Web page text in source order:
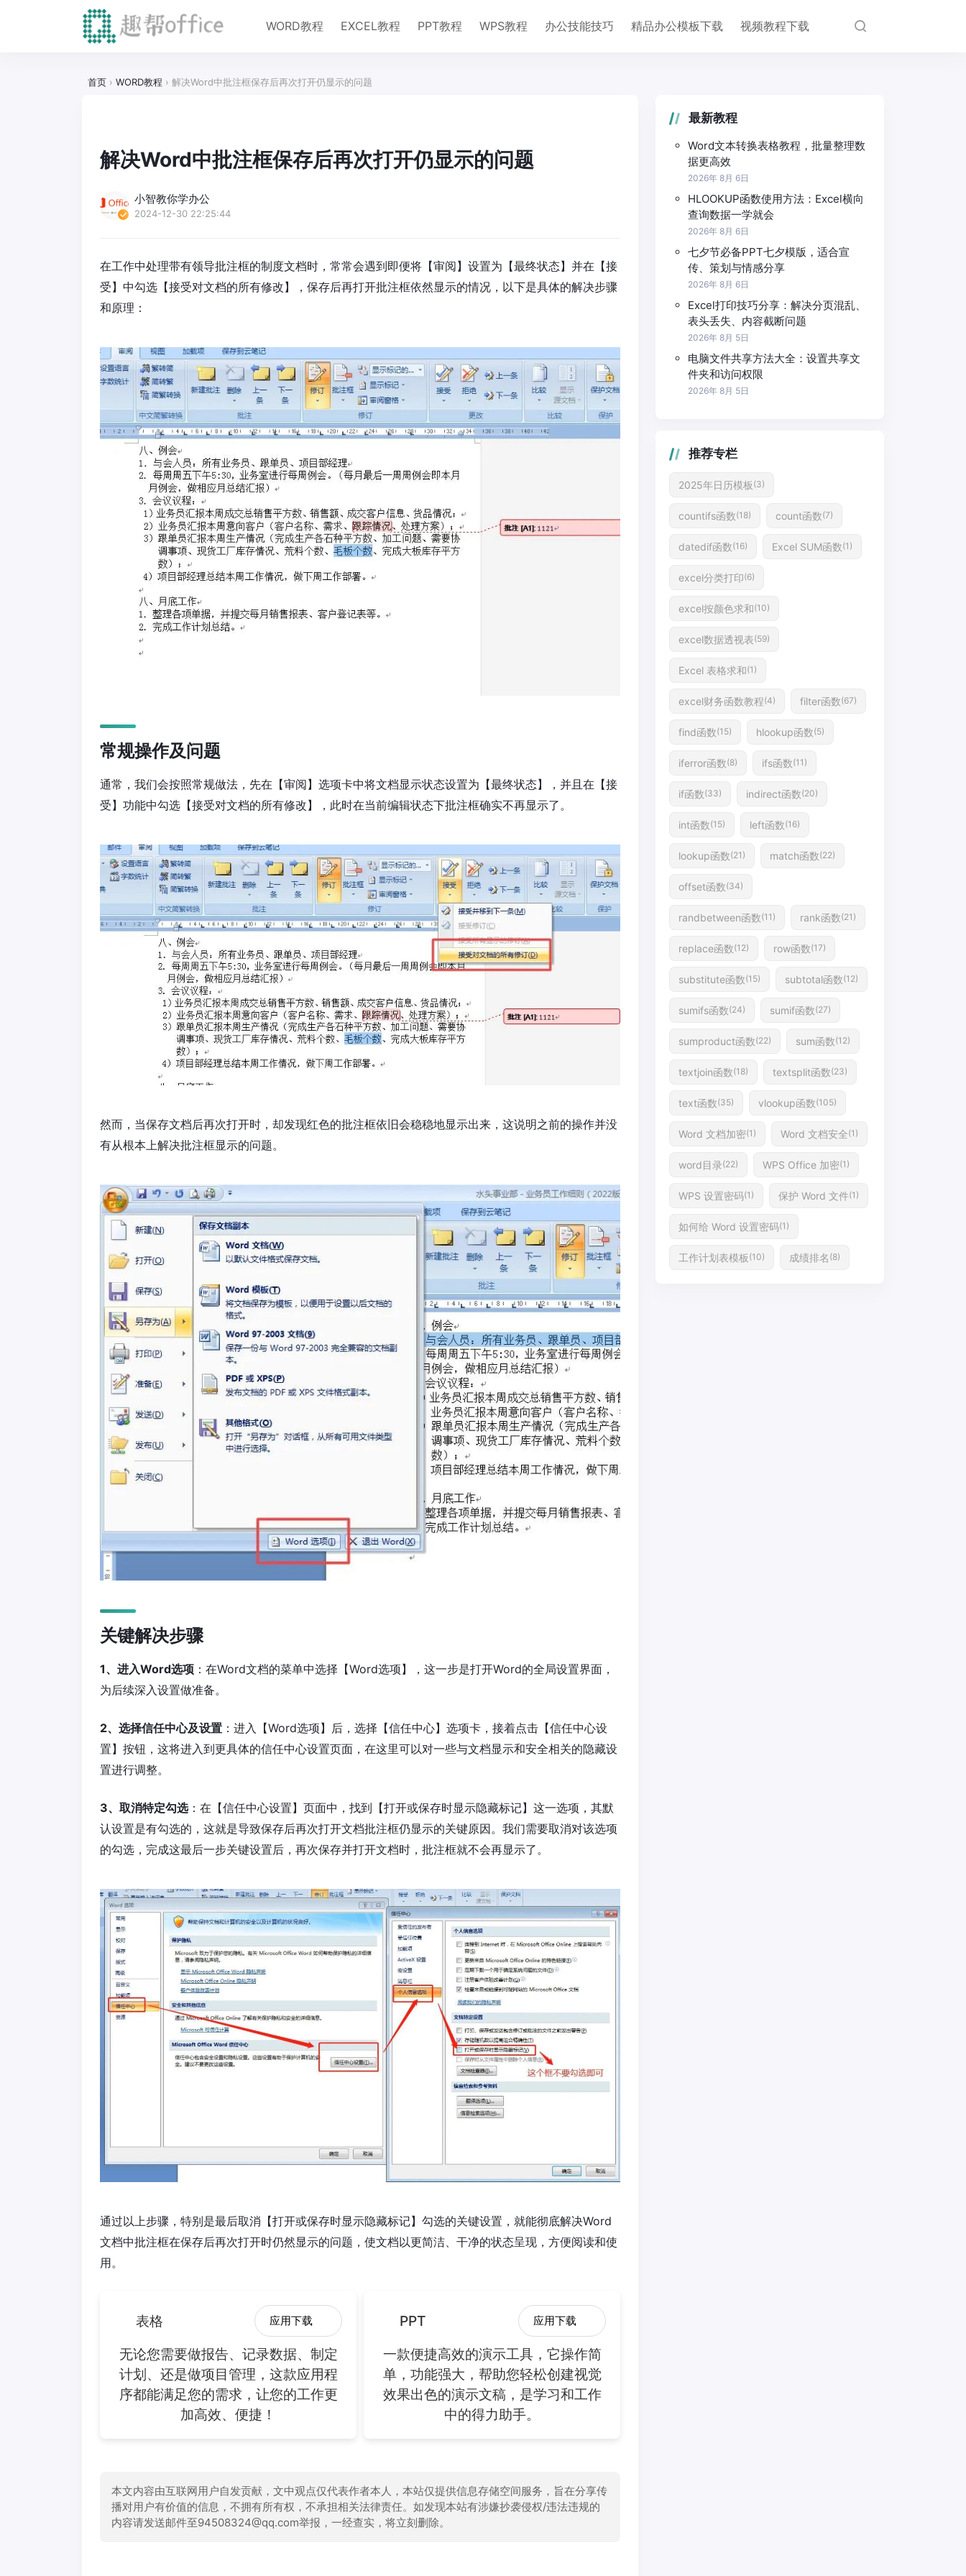
WORD教程 EXCEL教程 PPT教程 WPS教程 办公技能技巧 精品办公模板下载 视频教程下载
首页 › WORD教程 › 解决Word中批注框保存后再次打开仍显示的问题
解决Word中批注框保存后再次打开仍显示的问题
小智教你学办公
2024-12-30 22:25:44
在工作中处理带有领导批注框的制度文档时，常常会遇到即便将【审阅】设置为【最终状态】并在【接
受】中勾选【接受对文档的所有修改】，保存后再打开批注框依然显示的情况，以下是具体的解决步骤
和原理：
常规操作及问题
通常，我们会按照常规做法，先在【审阅】选项卡中将文档显示状态设置为【最终状态】，并且在【接
受】功能中勾选【接受对文档的所有修改】，此时在当前编辑状态下批注框确实不再显示了。
然而，当保存文档后再次打开时，却发现红色的批注框依旧会稳稳地显示出来，这说明之前的操作并没
有从根本上解决批注框显示的问题。
关键解决步骤
1、进入Word选项 ：在Word文档的菜单中选择【Word选项】，这一步是打开Word的全局设置界面，
为后续深入设置做准备。
2、选择信任中心及设置 ：进入【Word选项】后，选择【信任中心】选项卡，接着点击【信任中心设
置】按钮，这将进入到更具体的信任中心设置页面，在这里可以对一些与文档显示和安全相关的隐藏设
置进行调整。
3、取消特定勾选：在【信任中心设置】页面中，找到【打开或保存时显示隐藏标记】这一选项，其默
认设置是有勾选的，这就是导致保存后再次打开文档批注框仍显示的关键原因。我们需要取消对该选项
的勾选，完成这最后一步关键设置后，再次保存并打开文档时，批注框就不会再显示了。
通过以上步骤，特别是最后取消【打开或保存时显示隐藏标记】勾选的关键设置，就能彻底解决Word
文档中批注框在保存后再次打开时仍然显示的问题，使文档以更简洁、干净的状态呈现，方便阅读和使
用。
表格 应用下载
无论您需要做报告、记录数据、制定
计划、还是做项目管理，这款应用程
序都能满足您的需求，让您的工作更
加高效、便捷！
PPT 应用下载
一款便捷高效的演示工具，它操作简
单，功能强大，帮助您轻松创建视觉
效果出色的演示文稿，是学习和工作
中的得力助手。
本文内容由互联网用户自发贡献，文中观点仅代表作者本人，本站仅提供信息存储空间服务，旨在分享传
播对用户有价值的信息，不拥有所有权，不承担相关法律责任。如发现本站有涉嫌抄袭侵权/违法违规的
内容请发送邮件至94508324@qq.com举报，一经查实，将立刻删除。
最新教程
Word文本转换表格教程，批量整理数
据更高效
2026年 8月 6日
HLOOKUP函数使用方法：Excel横向
查询数据一学就会
2026年 8月 6日
七夕节必备PPT七夕模版，适合宣
传、策划与情感分享
2026年 8月 6日
Excel打印技巧分享：解决分页混乱、
表头丢失、内容截断问题
2026年 8月 5日
电脑文件共享方法大全：设置共享文
件夹和访问权限
2026年 8月 5日
推荐专栏
2025年日历模板 (3)
countifs函数(18) count函数(7)
datedif函数(16) Excel SUM函数(1)
excel分类打印(6)
excel按颜色求和(10)
excel数据透视表(59)
Excel 表格求和(1)
excel财务函数教程(4) filter函数(67)
find函数(15) hlookup函数(5)
iferror函数(8) ifs函数(11)
if函数(33) indirect函数(20)
int函数(15) left函数(16)
lookup函数(21) match函数(22)
offset函数(34)
randbetween函数(11) rank函数(21)
replace函数(12) row函数(17)
substitute函数(15) subtotal函数(12)
sumifs函数(24) sumif函数(27)
sumproduct函数(22) sum函数(12)
textjoin函数(18) textsplit函数(23)
text函数(35) vlookup函数(105)
Word 文档加密(1) Word 文档安全(1)
word目录(22) WPS Office 加密(1)
WPS 设置密码(1) 保护 Word 文件(1)
如何给 Word 设置密码(1)
工作计划表模板 (10) 成绩排名 (8)